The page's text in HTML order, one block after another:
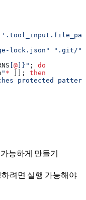
lock.json" ".git/"
[@]}" ; do
" * ]]; then
protected
능하게 만들기
려면 실행 가능해야